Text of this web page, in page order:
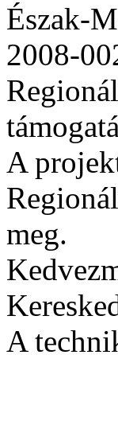
Észak-
2008-
A
meg.
A